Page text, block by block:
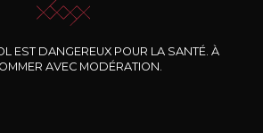
EST DANGEREUX POUR LA SANTÉ. À
AVEC MODÉRATION.
par un mot de passe. Pour le lire,
de passe ci-dessous :